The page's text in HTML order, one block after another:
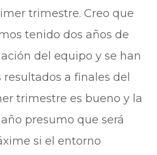
trimestre. Creo que
tenido dos años de
del equipo y se han
a finales del
trimestre es bueno y la
presumo que será
si el entorno